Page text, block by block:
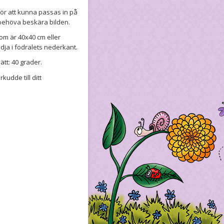
att kunna passas in på
beskära bilden.
är 40x40 cm eller
i fodralets nederkant.
40 grader.
till ditt